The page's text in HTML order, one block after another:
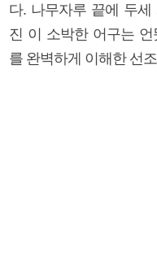
다. 나무자루 끝에 두
진 이 소박한 어구는
를 완벽하게 이해한 선